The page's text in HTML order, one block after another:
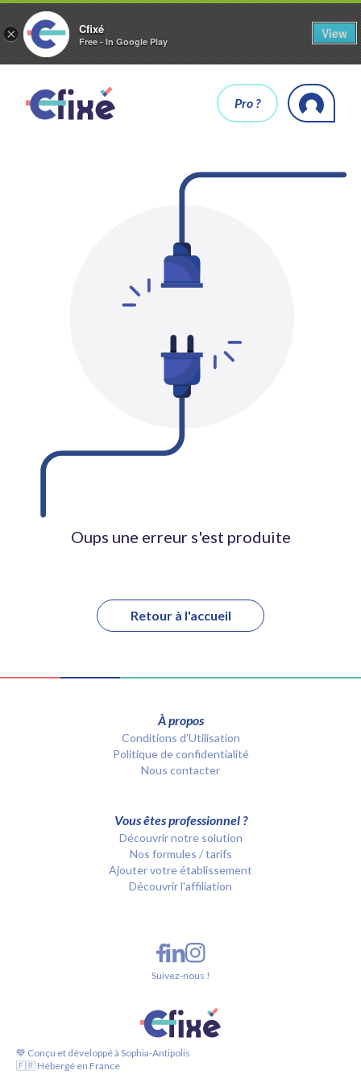
× Cfixé
Free - In Google Play
View
Pro ?
Oups une erreur s'est produite
Retour à l'accueil
À propos
Conditions d’Utilisation
Politique de confidentialité
Nous contacter
Vous êtes professionnel ?
Découvrir notre solution
Nos formules / tarifs
Ajouter votre établissement
Découvrir l'affiliation
💙 Conçu et développé à Sophia-Antipolis
🇫🇷 Hébergé en France
Suivez-nous !